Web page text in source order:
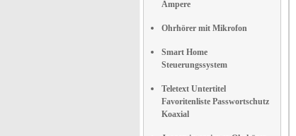
Ampere
Ohrhörer mit Mikrofon
Smart Home
Steuerungssystem
Teletext Untertitel
Favoritenliste Passwortschutz
Koaxial